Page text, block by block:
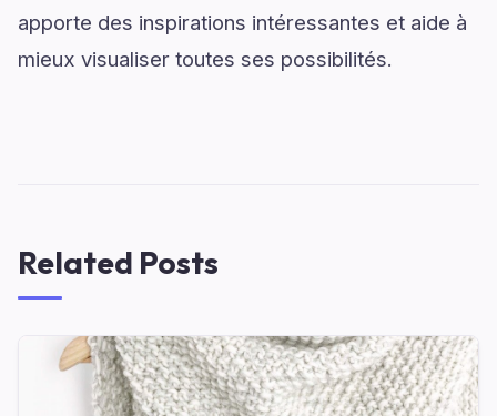
apporte des inspirations intéressantes et aide à
mieux visualiser toutes ses possibilités.
Related Posts